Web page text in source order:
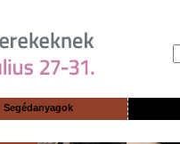
Segédanyagok